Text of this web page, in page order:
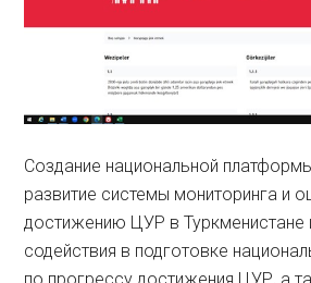
Создание национальной
развитие системы мониторинга и
достижению ЦУР в Туркменистане
содействия в подготовке